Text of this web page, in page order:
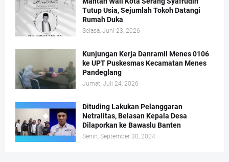
Tutup Usia, Sejumlah Tokoh Datangi
Rumah Duka
Selasa, Juni 23, 2026
Kunjungan Kerja Danramil Menes 0106
ke UPT Puskesmas Kecamatan Menes
Pandeglang
Jumat, Juli 24, 2026
Dituding Lakukan Pelanggaran
Netralitas, Belasan Kepala Desa
Dilaporkan ke Bawaslu Banten
Senin, September 30, 2024